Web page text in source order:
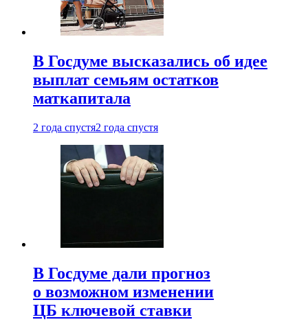
В Госдуме высказались об идее
выплат семьям остатков
маткапитала
2 года спустя2 года спустя
В Госдуме дали прогноз
о возможном изменении
ЦБ ключевой ставки